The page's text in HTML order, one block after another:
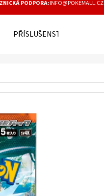
PODPORA:INFO@POKEMALL.CZ
PŘÍSLUŠENSTVÍ